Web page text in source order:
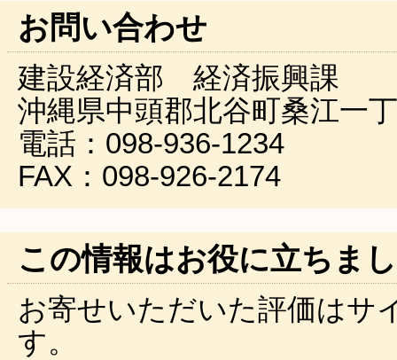
お問い合わせ
建設経済部 経済振興課
沖縄県中頭郡北谷町桑江一
電話：098-936-1234
FAX：098-926-2174
この情報はお役に立ちま
お寄せいただいた評価はサ
す。